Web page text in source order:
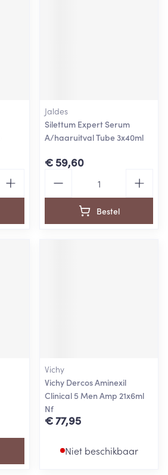
Jaldes
Silettum Expert Serum
A/haaruitval Tube 3x40ml
€ 59,60
Bestel
Vichy
Vichy Dercos Aminexil
Clinical 5 Men Amp 21x6ml
Nf
€ 77,95
Niet beschikbaar